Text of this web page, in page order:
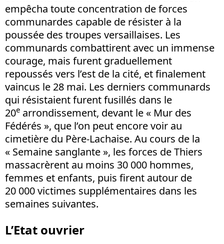
empêcha toute concentration de forces
communardes capable de résister à la
poussée des troupes versaillaises. Les
communards combattirent avec un immense
courage, mais furent graduellement
repoussés vers l’est de la cité, et finalement
vaincus le 28 mai. Les derniers communards
qui résistaient furent fusillés dans le
20e arrondissement, devant le « Mur des
Fédérés », que l’on peut encore voir au
cimetière du Père-Lachaise. Au cours de la
« Semaine sanglante », les forces de Thiers
massacrèrent au moins 30 000 hommes,
femmes et enfants, puis firent autour de
20 000 victimes supplémentaires dans les
semaines suivantes.
L’Etat ouvrier